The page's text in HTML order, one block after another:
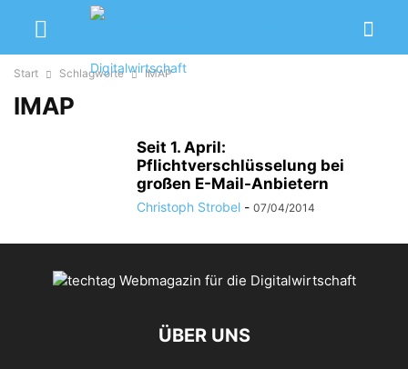
Start Schlagworte IMAP
IMAP
Seit 1. April:
Pflichtverschlüsselung bei
großen E-Mail-Anbietern
Christoph Strobel - 07/04/2014
ÜBER UNS